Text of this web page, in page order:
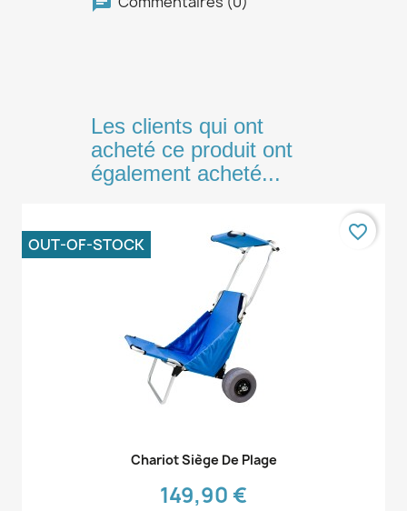
Les clients qui ont
acheté ce produit ont
également acheté...
Aperçu rapide
Chariot Siège De Plage
149,90 €
OUT-OF-STOCK
favorite_border